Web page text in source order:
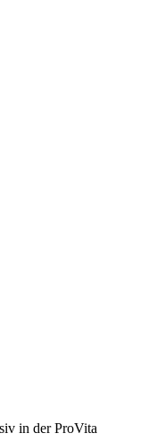
in der ProVita